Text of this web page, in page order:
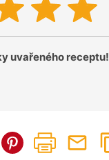
uvařeného receptu!